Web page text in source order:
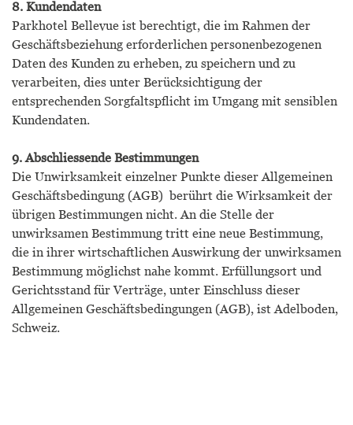
8. Kundendaten
Parkhotel Bellevue ist berechtigt, die im Rahmen der
Geschäftsbeziehung erforderlichen personenbezogenen
Daten des Kunden zu erheben, zu speichern und zu
verarbeiten, dies unter Berücksichtigung der
entsprechenden Sorgfaltspflicht im Umgang mit sensiblen
Kundendaten.
9. Abschliessende Bestimmungen
Die Unwirksamkeit einzelner Punkte dieser Allgemeinen
Geschäftsbedingung (AGB) berührt die Wirksamkeit der
übrigen Bestimmungen nicht. An die Stelle der
unwirksamen Bestimmung tritt eine neue Bestimmung,
die in ihrer wirtschaftlichen Auswirkung der unwirksamen
Bestimmung möglichst nahe kommt. Erfüllungsort und
Gerichtsstand für Verträge, unter Einschluss dieser
Allgemeinen Geschäftsbedingungen (AGB), ist Adelboden,
Schweiz.